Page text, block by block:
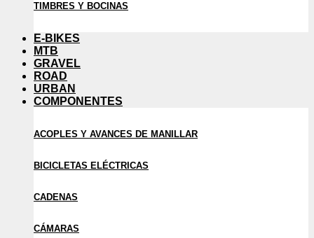
TIMBRES Y BOCINAS
E-BIKES
MTB
GRAVEL
ROAD
URBAN
COMPONENTES
ACOPLES Y AVANCES DE MANILLAR
BICICLETAS ELÉCTRICAS
CADENAS
CÁMARAS